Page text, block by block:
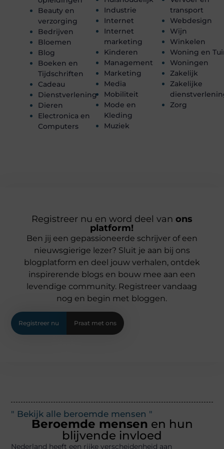
Beauty en
verzorging
Bedrijven
Bloemen
Blog
Boeken en
Tijdschriften
Cadeau
Dienstverlening
Dieren
Electronica en
Computers
Industrie
Internet
Internet
marketing
Kinderen
Management
Marketing
Media
Mobiliteit
Mode en
Kleding
Muziek
transport
Webdesign
Wijn
Winkelen
Woning en
Woningen
Zakelijk
Zakelijke
Zorg
Registreer nu en word deel van ons
platform!
Ben jij een gepassioneerde schrijver of een
nieuwsgierige lezer? Sluit je aan bij ons
blogplatform en deel jouw verhalen, ontdek
inspirerende blogs en bouw mee aan een
levendige community. Registreer vandaag
nog en begin met bloggen.
Registreer nu Praat met ons
" Bekijk alle beroemde mensen "
Beroemde mensen en hun
blijvende invloed
Nederland heeft een rijke verscheidenheid aan